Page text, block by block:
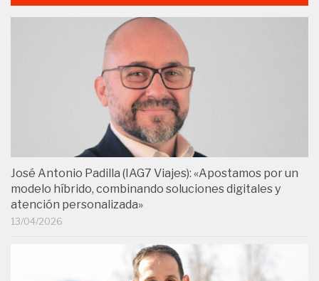
José Antonio Padilla (IAG7 Viajes): «Apostamos por un
modelo híbrido, combinando soluciones digitales y
atención personalizada»
13/04/2026